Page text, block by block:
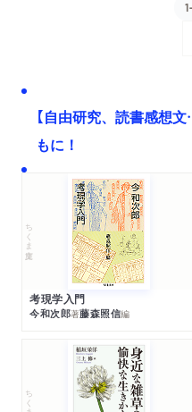
【自由研究、読書感想
もに！
ちくま文庫
考現学入門
今和次郎著藤森照信編
ちくま文庫